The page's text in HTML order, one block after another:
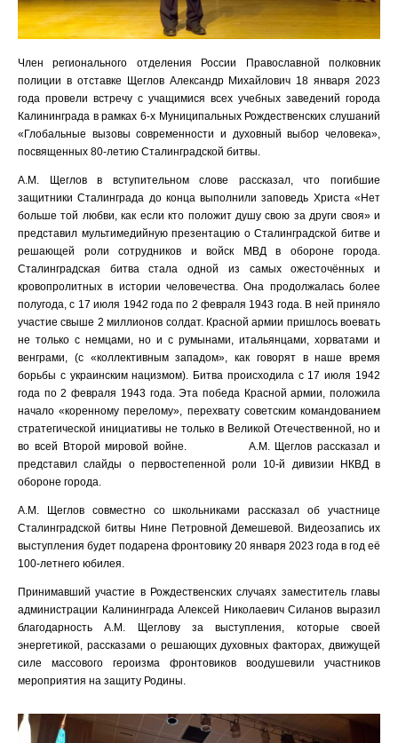
Член регионального отделения России Православной полковник
полиции в отставке Щеглов Александр Михайлович 18 января 2023
года провели встречу с учащимися всех учебных заведений города
Калининграда в рамках 6-х Муниципальных Рождественских слушаний
«Глобальные вызовы современности и духовный выбор человека»,
посвященных 80-летию Сталинградской битвы.
А.М. Щеглов в вступительном слове рассказал, что погибшие
защитники Сталинграда до конца выполнили заповедь Христа «Нет
больше той любви, как если кто положит душу свою за други своя» и
представил мультимедийную презентацию о Сталинградской битве и
решающей роли сотрудников и войск МВД в обороне города.
Сталинградская битва стала одной из самых ожесточённых и
кровопролитных в истории человечества. Она продолжалась более
полугода, с 17 июля 1942 года по 2 февраля 1943 года. В ней приняло
участие свыше 2 миллионов солдат. Красной армии пришлось воевать
не только с немцами, но и с румынами, итальянцами, хорватами и
венграми, (с «коллективным западом», как говорят в наше время
борьбы с украинским нацизмом). Битва происходила с 17 июля 1942
года по 2 февраля 1943 года. Эта победа Красной армии, положила
начало «коренному перелому», перехвату советским командованием
стратегической инициативы не только в Великой Отечественной, но и
во всей Второй мировой войне. А.М. Щеглов рассказал и
представил слайды о первостепенной роли 10-й дивизии НКВД в
обороне города.
А.М. Щеглов совместно со школьниками рассказал об участнице
Сталинградской битвы Нине Петровной Демешевой. Видеозапись их
выступления будет подарена фронтовику 20 января 2023 года в год её
100-летнего юбилея.
Принимавший участие в Рождественских случаях заместитель главы
администрации Калининграда Алексей Николаевич Силанов выразил
благодарность А.М. Щеглову за выступления, которые своей
энергетикой, рассказами о решающих духовных факторах, движущей
силе массового героизма фронтовиков воодушевили участников
мероприятия на защиту Родины.